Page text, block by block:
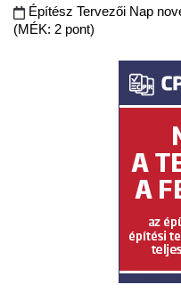
Építész Tervezői Nap
(MÉK: 2 pont)